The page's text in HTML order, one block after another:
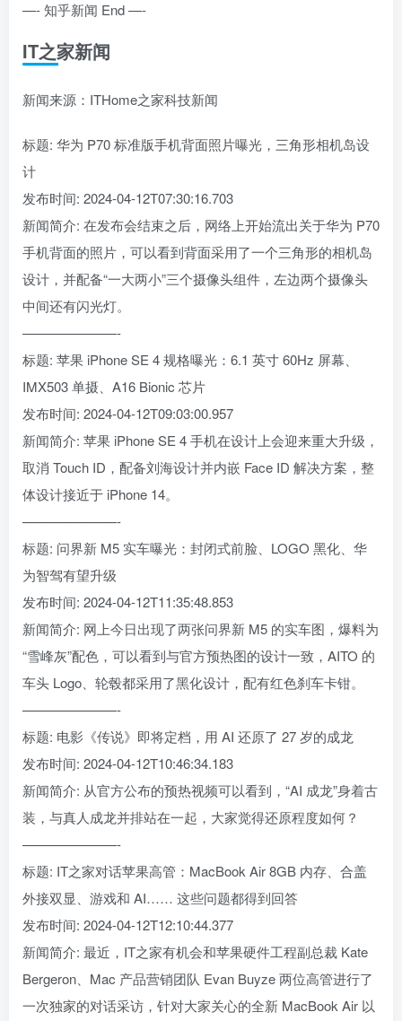
—- 知乎新闻 End —-
IT之家新闻
新闻来源：ITHome之家科技新闻
标题: 华为 P70 标准版手机背面照片曝光，三角形相机岛设
计
发布时间: 2024-04-12T07:30:16.703
新闻简介: 在发布会结束之后，网络上开始流出关于华为 P70
手机背面的照片，可以看到背面采用了一个三角形的相机岛
设计，并配备“一大两小”三个摄像头组件，左边两个摄像头
中间还有闪光灯。
———————-
标题: 苹果 iPhone SE 4 规格曝光：6.1 英寸 60Hz 屏幕、
IMX503 单摄、A16 Bionic 芯片
发布时间: 2024-04-12T09:03:00.957
新闻简介: 苹果 iPhone SE 4 手机在设计上会迎来重大升级，
取消 Touch ID，配备刘海设计并内嵌 Face ID 解决方案，整
体设计接近于 iPhone 14。
———————-
标题: 问界新 M5 实车曝光：封闭式前脸、LOGO 黑化、华
为智驾有望升级
发布时间: 2024-04-12T11:35:48.853
新闻简介: 网上今日出现了两张问界新 M5 的实车图，爆料为
“雪峰灰”配色，可以看到与官方预热图的设计一致，AITO 的
车头 Logo、轮毂都采用了黑化设计，配有红色刹车卡钳。
———————-
标题: 电影《传说》即将定档，用 AI 还原了 27 岁的成龙
发布时间: 2024-04-12T10:46:34.183
新闻简介: 从官方公布的预热视频可以看到，“AI 成龙”身着古
装，与真人成龙并排站在一起，大家觉得还原程度如何？
———————-
标题: IT之家对话苹果高管：MacBook Air 8GB 内存、合盖
外接双显、游戏和 AI…… 这些问题都得到回答
发布时间: 2024-04-12T12:10:44.377
新闻简介: 最近，IT之家有机会和苹果硬件工程副总裁 Kate
Bergeron、Mac 产品营销团队 Evan Buyze 两位高管进行了
一次独家的对话采访，针对大家关心的全新 MacBook Air 以